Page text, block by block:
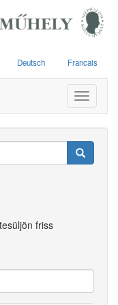
Deutsch Francais
Toggle
friss